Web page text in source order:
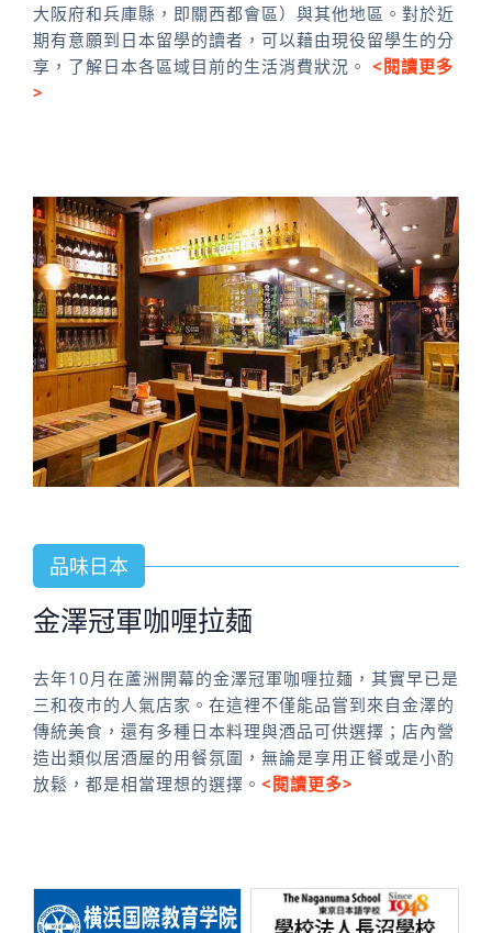
大阪府和兵庫縣，即關西都會區）與其他地區。對於近
期有意願到日本留學的讀者，可以藉由現役留學生的分
享，了解日本各區域目前的生活消費狀況。 <閱讀更多
>
品味日本
金澤冠軍咖喱拉麺
去年10月在蘆洲開幕的金澤冠軍咖喱拉麺，其實早已是
三和夜市的人氣店家。在這裡不僅能品嘗到來自金澤的
傳統美食，還有多種日本料理與酒品可供選擇；店內營
造出類似居酒屋的用餐氛圍，無論是享用正餐或是小酌
放鬆，都是相當理想的選擇。 <閱讀更多>